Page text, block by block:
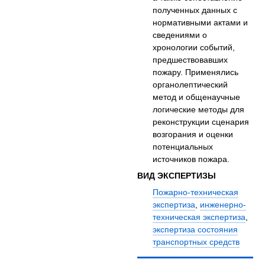
полученных данных с
нормативными актами и
сведениями о
хронологии событий,
предшествовавших
пожару. Применялись
органолептический
метод и общенаучные
логические методы для
реконструкции сценария
возгорания и оценки
потенциальных
источников пожара.
ВИД ЭКСПЕРТИЗЫ
Пожарно-техническая
экспертиза, инженерно-
техническая экспертиза,
экспертиза состояния
транспортных средств